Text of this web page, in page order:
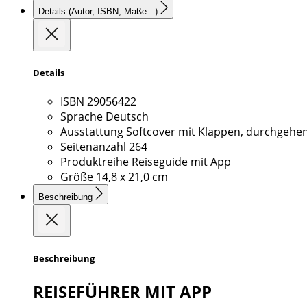
Details (Autor, ISBN, Maße...)
Details
ISBN 29056422
Sprache Deutsch
AusstattungSoftcover mit Klappen,
Seitenanzahl 264
Produktreihe Reiseguide mit App
Größe 14,8 x 21,0 cm
Beschreibung
Beschreibung
REISEFÜHRER MIT APP